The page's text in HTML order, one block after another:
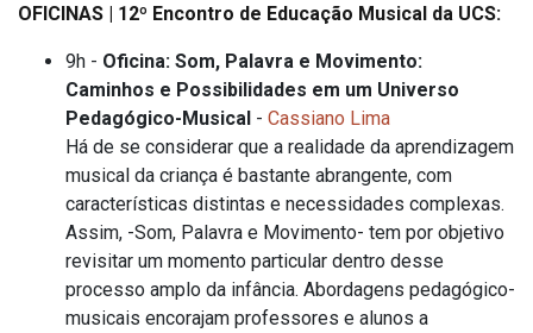
OFICINAS | 12º Encontro de Educação Musical da UCS:
9h - Oficina: Som, Palavra e Movimento:
Caminhos e Possibilidades em um Universo
Pedagógico-Musical - Cassiano Lima
Há de se considerar que a realidade da aprendizagem
musical da criança é bastante abrangente, com
características distintas e necessidades complexas.
Assim, -Som, Palavra e Movimento- tem por objetivo
revisitar um momento particular dentro desse
processo amplo da infância. Abordagens pedagógico-
musicais encorajam professores e alunos a